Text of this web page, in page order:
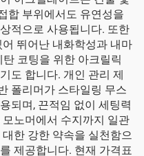
합 부위에서도 유연성을
적으로 사용됩니다. 또한
뛰어난 내화학성과 내마
코팅을 위한 아크릴릭
도 합니다. 개인 관리 제
폴리머가 스타일링 무스
되며, 끈적임 없이 세팅력
노머에서 수지까지 일관
한 강한 약속을 실천함으
제공합니다. 현재 가격표